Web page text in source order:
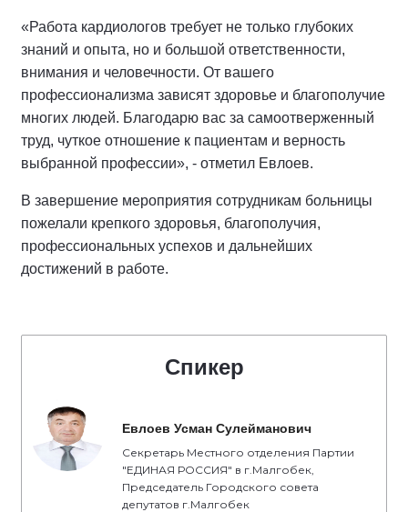
«Работа кардиологов требует не только глубоких
знаний и опыта, но и большой ответственности,
внимания и человечности. От вашего
профессионализма зависят здоровье и благополучие
многих людей. Благодарю вас за самоотверженный
труд, чуткое отношение к пациентам и верность
выбранной профессии», - отметил Евлоев.
В завершение мероприятия сотрудникам больницы
пожелали крепкого здоровья, благополучия,
профессиональных успехов и дальнейших
достижений в работе.
Спикер
Евлоев Усман Сулейманович
Секретарь Местного отделения Партии
"ЕДИНАЯ РОССИЯ" в г.Малгобек,
Председатель Городского совета
депутатов г.Малгобек